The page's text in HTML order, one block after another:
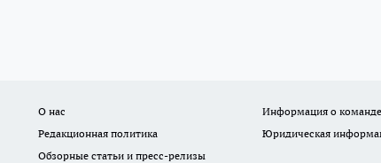
О нас Информация о команде
Редакционная политика
Юридическая
Обзорные статьи и пресс-релизы